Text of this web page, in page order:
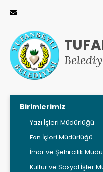
Birimlerimiz
Yazı İşleri Müdürlüğü
Fen İşleri Müdürlüğü
İmar ve Şehircilik
Kültür ve Sosyal İşler